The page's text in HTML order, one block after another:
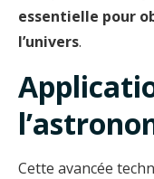
essentielle pour
l’univers.
Cette avancée